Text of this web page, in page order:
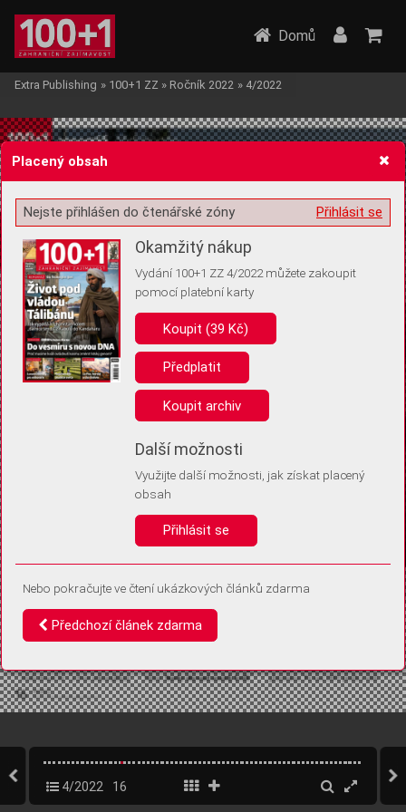
Žádost o souhlas s ukládáním volitelných informací
Pro základní fungování webu nepotřebujeme ukládat žádné informace
(tzv. cookies apod.). Rádi bychom vás ale požádali o souhlas s
uložením volitelných informací:
Anonymní unikátní ID
Díky němu příště poznáme, že se jedná o stejné zařízení, a
Identifikátor je zcela anonymní.
Vaše souhlasy a odmítnutí si ukládáme do vašeho zařízení, abychom se
vás už příště znovu neptali. Můžete je kdykoli později upravit ve Správě
Domů
Extra Publishing » 100+1 ZZ » Ročník 2022 » 4/2022
4/2022 16
Placený obsah
Přihlásit se
Nejste přihlášen do čtenářské zóny
Okamžitý nákup
Vydání 100+1 ZZ 4/2022 můžete zakoupit
pomocí platební karty
Koupit (39 Kč)
Předplatit
Koupit archiv
Další možnosti
Využijte další možnosti, jak získat placený
obsah
Přihlásit se
Nebo pokračujte ve čtení ukázkových článků zdarma
Předchozí článek zdarma